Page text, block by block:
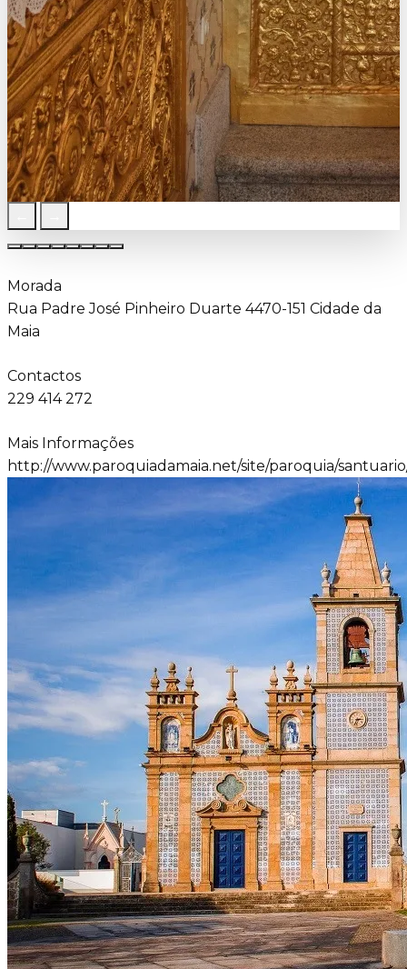
Morada
Rua Padre José Pinheiro Duarte 4470-151 Cidade da
Maia
Contactos
229 414 272
Mais Informações
http://www.paroquiadamaia.net/site/paroquia/